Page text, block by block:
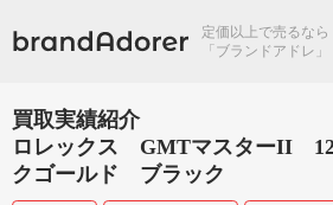
定価以上で売るなら
「ブランドアドレ」
買取実績紹介
ロレックス GMTマスターII
クゴールド ブラック